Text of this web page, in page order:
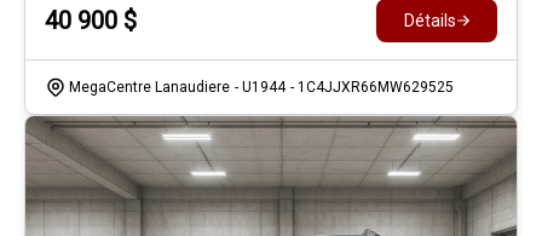
40 900 $ Détails
MegaCentre Lanaudiere - U1944 - 1C4JJXR66MW629525